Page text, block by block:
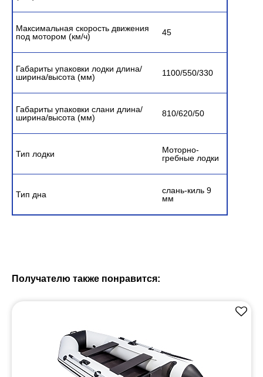
Максимальная скорость движения
под мотором (км/ч)
45
Габариты упаковки лодки длина/
ширина/высота (мм)
1100/550/330
Габариты упаковки слани длина/
ширина/высота (мм)
810/620/50
Тип лодки
Моторно-
гребные лодки
Тип дна
слань-киль 9
мм
Получателю также понравится: